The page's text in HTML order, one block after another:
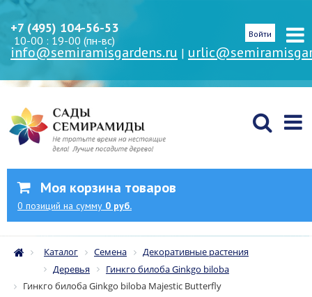
+7 (495) 104-56-53
10-00 : 19-00 (пн-вс)
info@semiramisgardens.ru |
Войти
Моя корзина товаров
0 позиций на сумму 0 руб.
Каталог Семена
Декоративные растения
Деревья
Гинкго билоба Ginkgo biloba
Гинкго билоба Ginkgo biloba Majestic Butterfly